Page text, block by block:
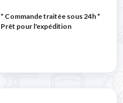
* Commande traitée sous 24h*
Prêt pour l'expédition